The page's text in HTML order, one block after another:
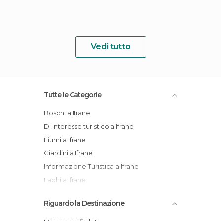
Vedi tutto
Tutte le Categorie
Boschi a Ifrane
Di interesse turistico a Ifrane
Fiumi a Ifrane
Giardini a Ifrane
Informazione Turistica a Ifrane
Laghi a Ifrane
Vie a Ifrane
Riguardo la Destinazione